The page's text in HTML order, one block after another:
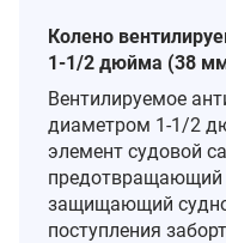
Колено
1‑1/2 дюйма (38
Вентилируемое
диаметром 1‑1/2
элемент судовой
защищающий
поступления